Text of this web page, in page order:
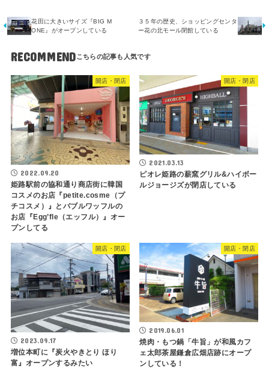
花田に大きいサイズ『BIG M
ONE』がオープンしている
３５年の歴史、ショッピングセンタ
ー花の北モール閉館している
RECOMMEND
開店・閉店
2022.09.20
姫路駅前の協和通り商店街に韓国
コスメのお店『petite.cosme（プ
チコスメ）』とバブルワッフルの
お店『Egg’fle（エッフル）』オー
プンしてる
開店・閉店
2021.03.13
ピオレ姫路の薪窯グリル&ハイボー
ルジョージズが閉店している
開店・閉店
2023.09.17
増位本町に『炭火やきとり ほり
富』オープンするみたい
開店・閉店
2019.06.01
焼肉・もつ鍋「牛旨」が和風カフ
ェ太郎茶屋鎌倉広畑店跡にオープ
ンしている！